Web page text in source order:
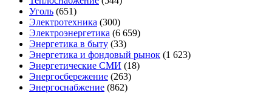
Уголь (651)
Электротехника (300)
Электроэнергетика (6 659)
Энергетика в быту (33)
Энергетика и фондовый рынок (1 623)
Энергетические СМИ (18)
Энергосбережение (263)
Энергоснабжение (862)